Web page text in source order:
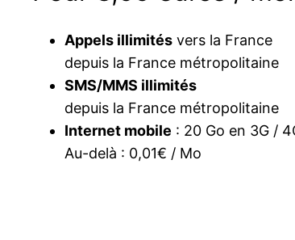
Appels illimités vers la France
depuis la France métropolitaine
SMS/MMS illimités
depuis la France métropolitaine
Internet mobile : 20 Go en 3G /
Au-delà : 0,01€ / Mo